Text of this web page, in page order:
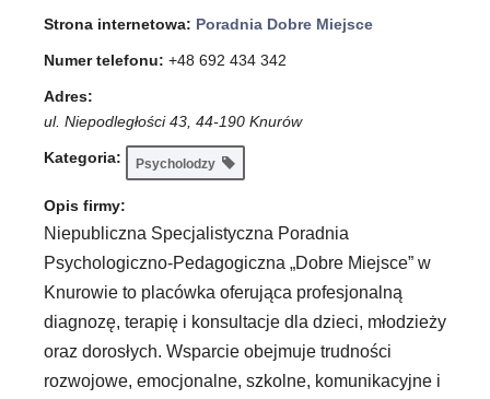
Strona internetowa: Poradnia Dobre Miejsce
Numer telefonu: +48 692 434 342
Adres:
ul. Niepodległości 43, 44-190 Knurów
Kategoria: Psycholodzy
Opis firmy:
Niepubliczna Specjalistyczna Poradnia
Psychologiczno-Pedagogiczna „Dobre Miejsce” w
Knurowie to placówka oferująca profesjonalną
diagnozę, terapię i konsultacje dla dzieci, młodzieży
oraz dorosłych. Wsparcie obejmuje trudności
rozwojowe, emocjonalne, szkolne, komunikacyjne i